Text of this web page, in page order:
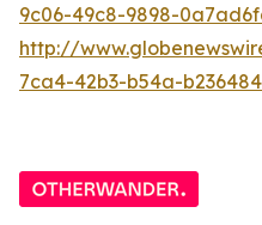
9c06-49c8-9898-
http://
7ca4-42b3-b54a-